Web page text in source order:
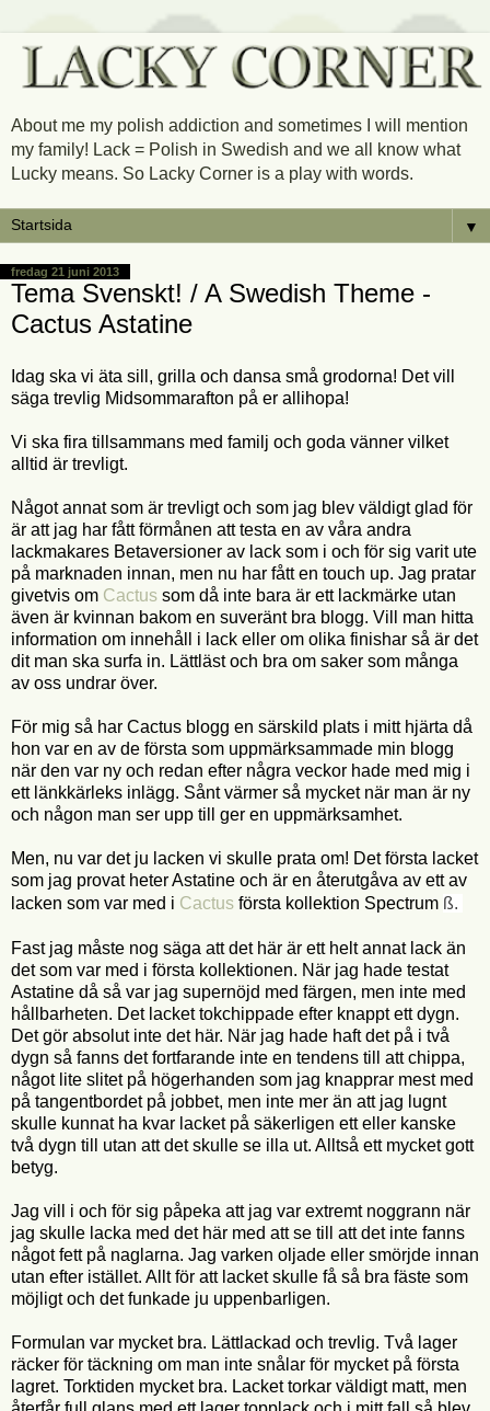
About me my polish addiction and sometimes I will mention
my family! Lack = Polish in Swedish and we all know what
Lucky means. So Lacky Corner is a play with words.
▼
fredag 21 juni 2013
Tema Svenskt! / A Swedish Theme -
Cactus Astatine
Idag ska vi äta sill, grilla och dansa små grodorna! Det vill
säga trevlig Midsommarafton på er allihopa!
Vi ska fira tillsammans med familj och goda vänner vilket
alltid är trevligt.
Något annat som är trevligt och som jag blev väldigt glad för
är att jag har fått förmånen att testa en av våra andra
lackmakares Betaversioner av lack som i och för sig varit ute
på marknaden innan, men nu har fått en touch up. Jag pratar
givetvis om Cactus som då inte bara är ett lackmärke utan
även är kvinnan bakom en suveränt bra blogg. Vill man hitta
information om innehåll i lack eller om olika finishar så är det
dit man ska surfa in. Lättläst och bra om saker som många
av oss undrar över.
För mig så har Cactus blogg en särskild plats i mitt hjärta då
hon var en av de första som uppmärksammade min blogg
när den var ny och redan efter några veckor hade med mig i
ett länkkärleks inlägg. Sånt värmer så mycket när man är ny
och någon man ser upp till ger en uppmärksamhet.
Men, nu var det ju lacken vi skulle prata om! Det första lacket
som jag provat heter Astatine och är en återutgåva av ett av
lacken som var med i Cactus första kollektion Spectrum ß.
Fast jag måste nog säga att det här är ett helt annat lack än
det som var med i första kollektionen. När jag hade testat
Astatine då så var jag supernöjd med färgen, men inte med
hållbarheten. Det lacket tokchippade efter knappt ett dygn.
Det gör absolut inte det här. När jag hade haft det på i två
dygn så fanns det fortfarande inte en tendens till att chippa,
något lite slitet på högerhanden som jag knapprar mest med
på tangentbordet på jobbet, men inte mer än att jag lugnt
skulle kunnat ha kvar lacket på säkerligen ett eller kanske
två dygn till utan att det skulle se illa ut. Alltså ett mycket gott
betyg.
Jag vill i och för sig påpeka att jag var extremt noggrann när
jag skulle lacka med det här med att se till att det inte fanns
något fett på naglarna. Jag varken oljade eller smörjde innan
utan efter istället. Allt för att lacket skulle få så bra fäste som
möjligt och det funkade ju uppenbarligen.
Formulan var mycket bra. Lättlackad och trevlig. Två lager
räcker för täckning om man inte snålar för mycket på första
lagret. Torktiden mycket bra. Lacket torkar väldigt matt, men